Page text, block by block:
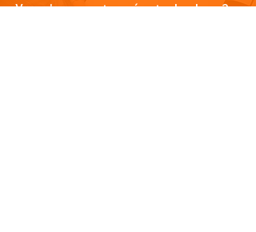
Vous n'avez pas trouvé votre bonheur ?